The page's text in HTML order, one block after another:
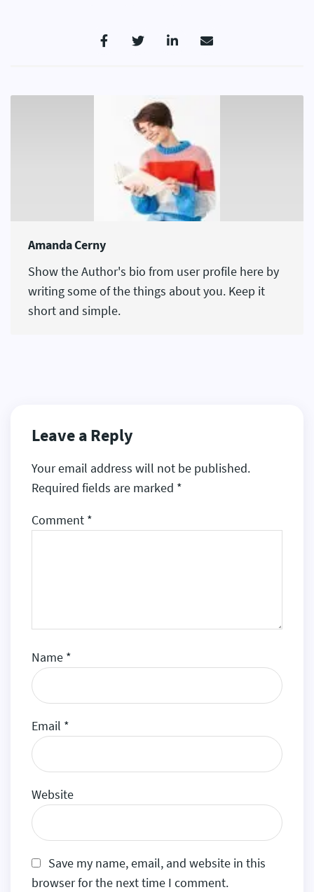
Amanda Cerny
Show the Author's bio from user profile here by
writing some of the things about you. Keep it
short and simple.
Leave a Reply
Your email address will not be published.
Required fields are marked *
Comment *
Name *
Email *
Website
Save my name, email, and website in this
browser for the next time I comment.